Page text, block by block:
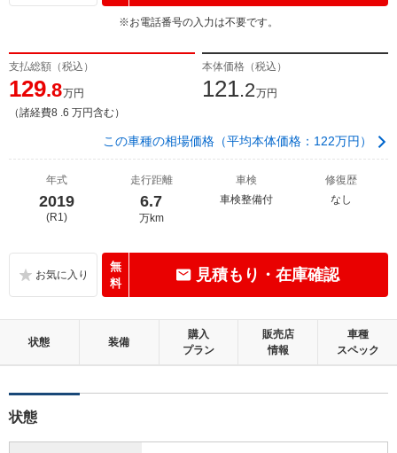
※お電話番号の入力は不要です。
支払総額（税込）
129.8万円
（諸経費8 .6 万円含む）
本体価格（税込）
121.2万円
この車種の相場価格（平均本体価格：122万円）
年式
2019
(R1)
走行距離
6.7
万km
車検
車検整備付
修復歴
なし
無
料
見積もり・在庫確認
状態 装備
購入
プラン
販売店
情報
車種
スペック
状態